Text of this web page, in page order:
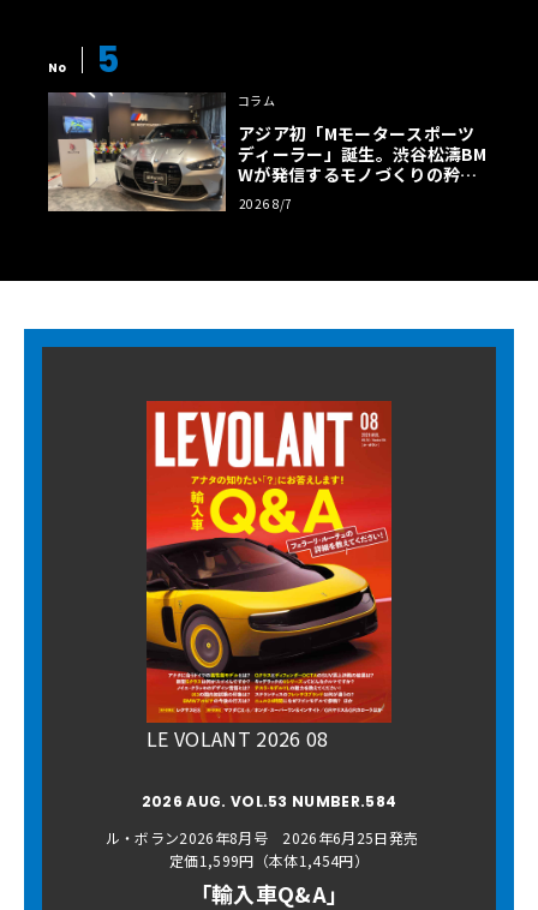
No 5
コラム
アジア初「Mモータースポーツ
ディーラー」誕生。渋谷松濤BM
Wが発信するモノづくりの矜持
【木下隆之コラム】
2026 8/7
LE VOLANT 2026 08
2026 AUG. VOL.53 NUMBER.584
ル・ボラン2026年8月号 2026年6月25日発売
定価1,599円（本体1,454円）
「輸入車Q&A」